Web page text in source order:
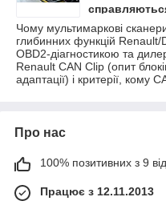
Чому мультимаркові
глибинних функцій
OBD2-діагностикою та
Renault CAN Clip (опит
адаптації) і критерії, кому
Про нас
100% позитивних з 9
Працює з 12.11.2013